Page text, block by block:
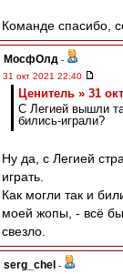
Команде спасибо,
МосфОлд -
31 окт 2021 22:40
Ценитель » 31
С Легией вышли
бились-играли?
Ну да, с Легией
играть.
Как могли так и
моей жопы, - всё
свезло.
serg_chel -